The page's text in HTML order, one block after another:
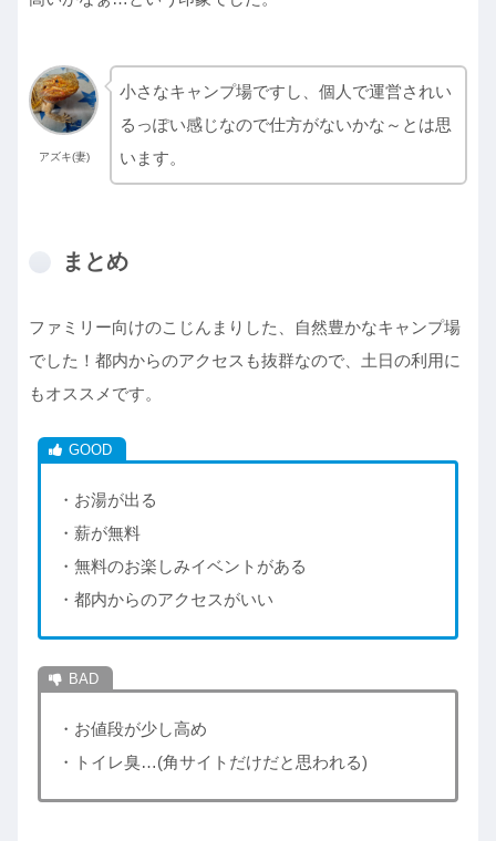
アズキ(妻)
小さなキャンプ場ですし、個人で運営されい
るっぽい感じなので仕方がないかな～とは思
います。
まとめ
ファミリー向けのこじんまりした、自然豊かなキャンプ場
でした！都内からのアクセスも抜群なので、土日の利用に
もオススメです。
・お湯が出る
・薪が無料
・無料のお楽しみイベントがある
・都内からのアクセスがいい
・お値段が少し高め
・トイレ臭…(角サイトだけだと思われる)